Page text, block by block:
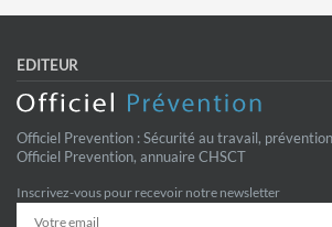
EDITEUR
Officiel Prevention : Sécurité au travail,
Officiel Prevention, annuaire CHSCT
Inscrivez-vous pour recevoir notre newsletter